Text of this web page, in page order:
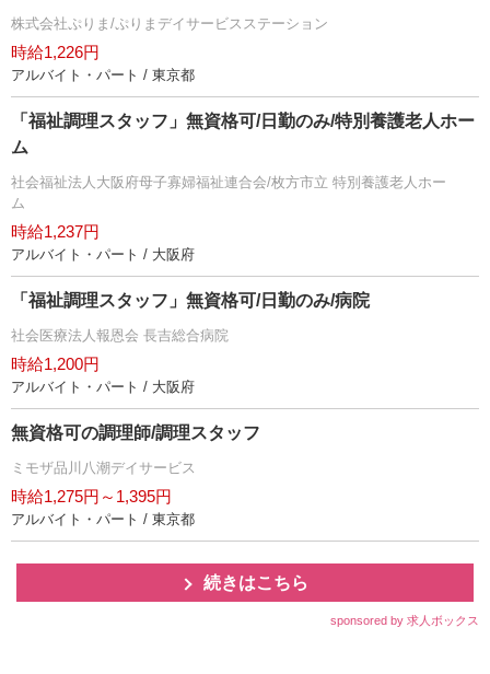
株式会社ぷりま/ぷりまデイサービスステーション
時給1,226円
アルバイト・パート / 東京都
「福祉調理スタッフ」無資格可/日勤のみ/特別養護老人ホー
ム
社会福祉法人大阪府母子寡婦福祉連合会/枚方市立 特別養護老人ホー
ム
時給1,237円
アルバイト・パート / 大阪府
「福祉調理スタッフ」無資格可/日勤のみ/病院
社会医療法人報恩会 長吉総合病院
時給1,200円
アルバイト・パート / 大阪府
無資格可の調理師/調理スタッフ
ミモザ品川八潮デイサービス
時給1,275円～1,395円
アルバイト・パート / 東京都
続きはこちら
sponsored by 求人ボックス